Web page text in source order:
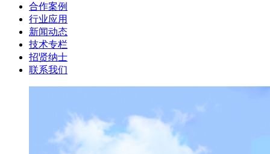
合作案例
行业应用
新闻动态
技术专栏
招贤纳士
联系我们